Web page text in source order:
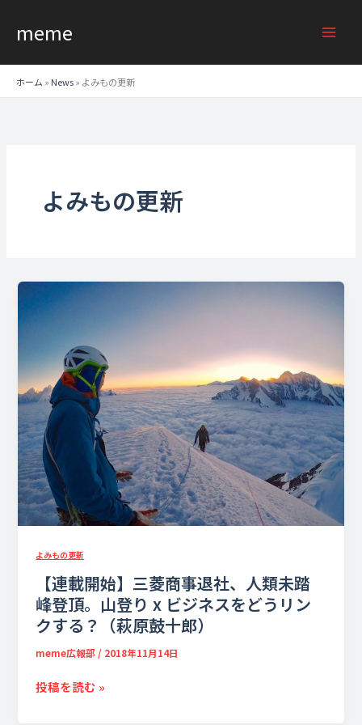
ス
meme
ホーム » News» よみもの更新
よみもの更新
よみもの更新
【連載開始】三菱商事退社、人類未踏
峰登頂。山登り x ビジネスをどうリン
クする？（萩原鼓十郎）
meme広報部 / 2018年11月14日
載
三
菱
商
事
退
社、
人
類
未
峰
登
頂。
山
り
x
ビ
投稿を読む »